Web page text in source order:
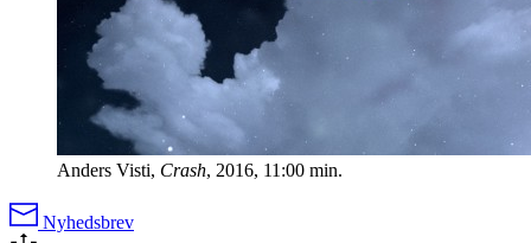
Anders Visti, Crash, 2016, 11:00 min.
Nyhedsbrev